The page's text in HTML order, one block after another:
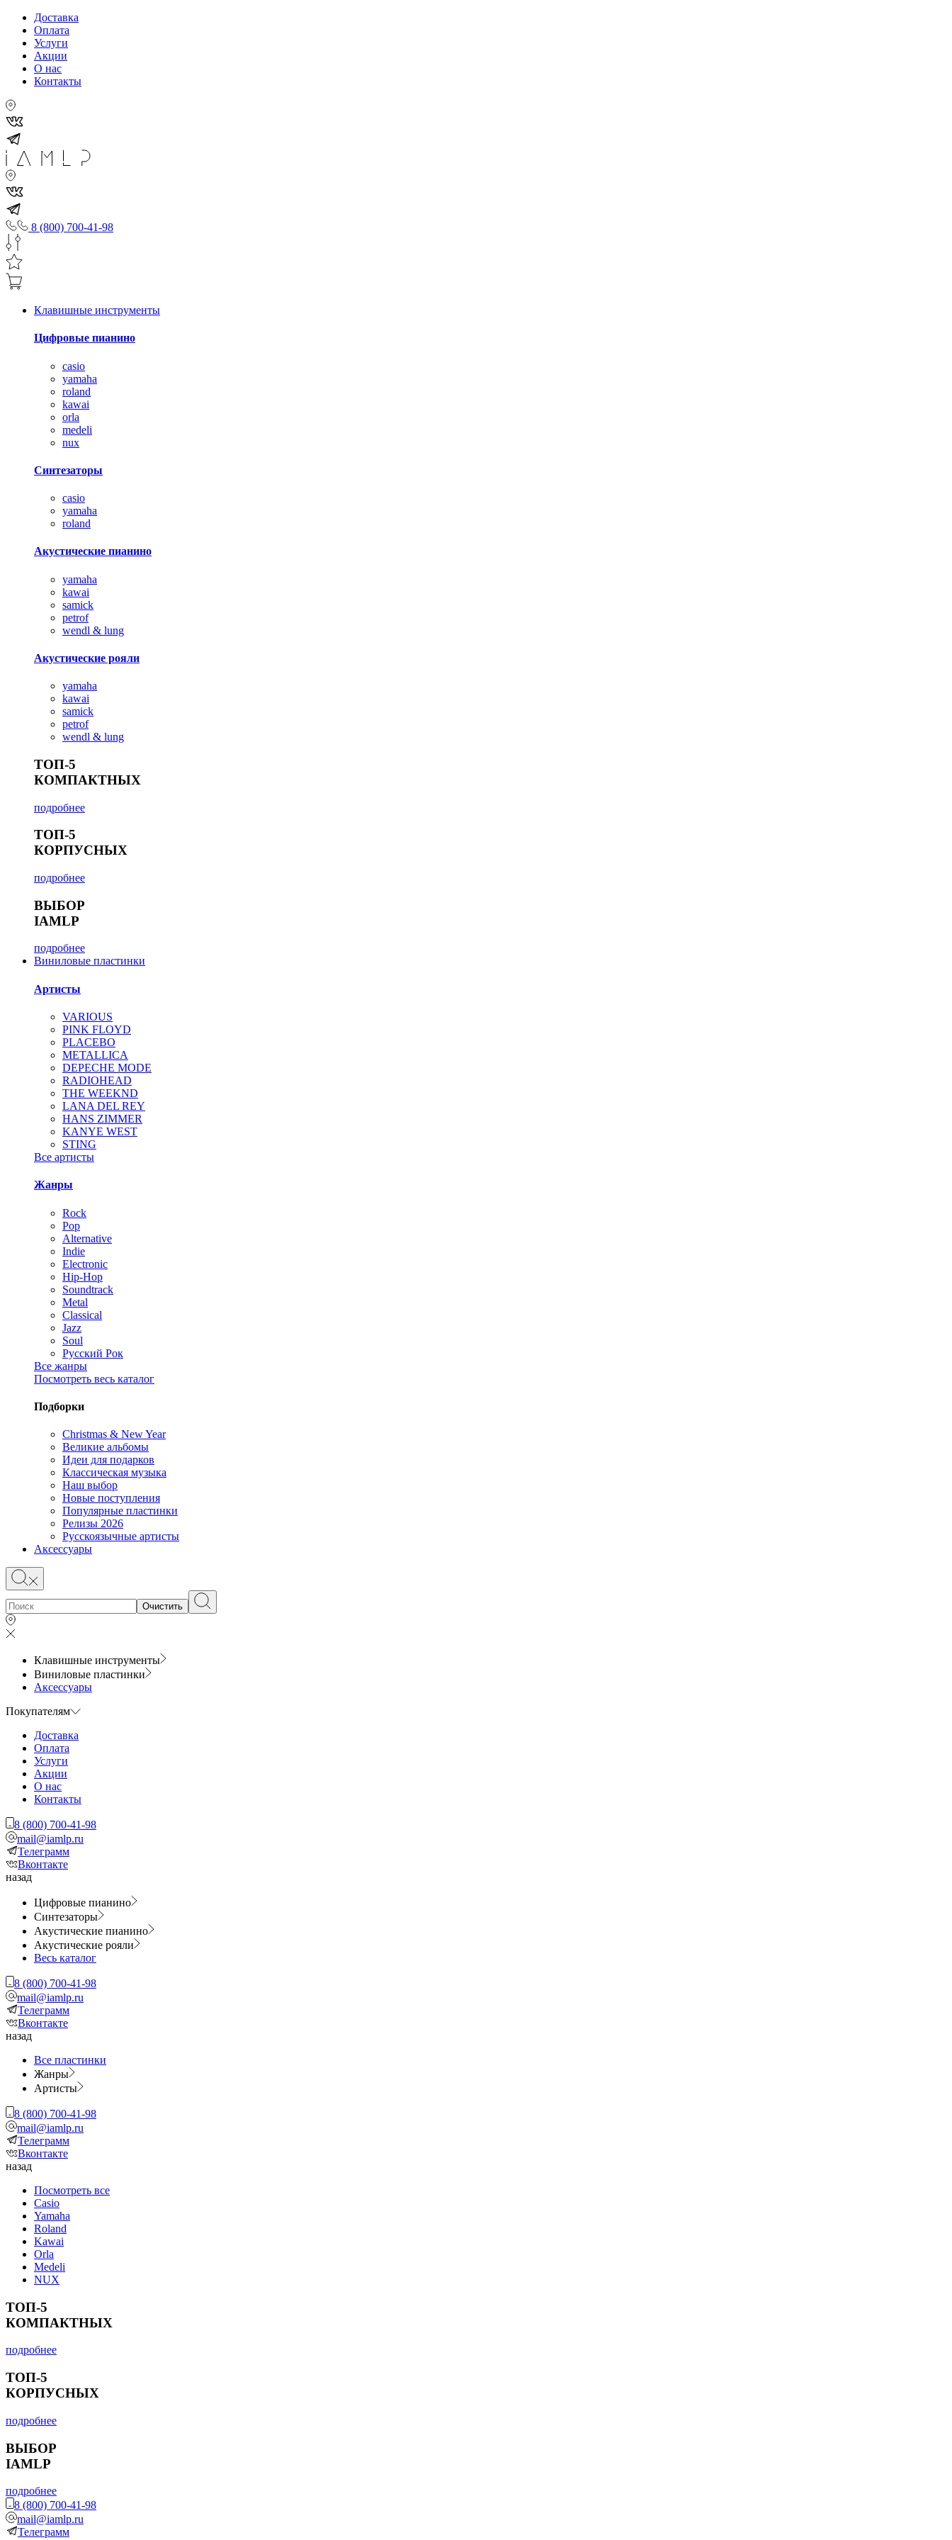
Доставка
Оплата
Услуги
Акции
О нас
Контакты
8 (800) 700-41-98
Клавишные инструменты
Цифровые пианино
casio
yamaha
roland
kawai
orla
medeli
nux
Синтезаторы
casio
yamaha
roland
Акустические пианино
yamaha
kawai
samick
petrof
wendl & lung
Акустические рояли
yamaha
kawai
samick
petrof
wendl & lung
ТОП-5
КОМПАКТНЫХ
подробнее
ТОП-5
КОРПУСНЫХ
подробнее
ВЫБОР
IAMLP
подробнее
Виниловые пластинки
Артисты
VARIOUS
PINK FLOYD
PLACEBO
METALLICA
DEPECHE MODE
RADIOHEAD
THE WEEKND
LANA DEL REY
HANS ZIMMER
KANYE WEST
STING
Все артисты
Жанры
Rock
Pop
Alternative
Indie
Electronic
Hip-Hop
Soundtrack
Metal
Classical
Jazz
Soul
Русский Рок
Все жанры
Посмотреть весь каталог
Подборки
Christmas & New Year
Великие альбомы
Идеи для подарков
Классическая музыка
Наш выбор
Новые поступления
Популярные пластинки
Релизы 2026
Русскоязычные артисты
Аксессуары
Очистить
Клавишные инструменты
Виниловые пластинки
Аксессуары
Покупателям
Доставка
Оплата
Услуги
Акции
О нас
Контакты
8 (800) 700-41-98
mail@iamlp.ru
Телеграмм
Вконтакте
назад
Цифровые пианино
Синтезаторы
Акустические пианино
Акустические рояли
Весь каталог
8 (800) 700-41-98
mail@iamlp.ru
Телеграмм
Вконтакте
назад
Все пластинки
Жанры
Артисты
8 (800) 700-41-98
mail@iamlp.ru
Телеграмм
Вконтакте
назад
Посмотреть все
Casio
Yamaha
Roland
Kawai
Orla
Medeli
NUX
ТОП-5
КОМПАКТНЫХ
подробнее
ТОП-5
КОРПУСНЫХ
подробнее
ВЫБОР
IAMLP
подробнее
8 (800) 700-41-98
mail@iamlp.ru
Телеграмм